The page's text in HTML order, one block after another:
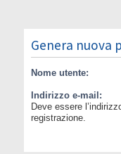
Genera nuova
Nome utente:
Indirizzo e-mail:
Deve essere
registrazione.